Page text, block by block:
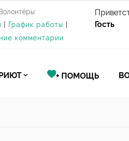
Волонтёры:
График работы
комментарии
Гость
+ ПОМОЩЬ